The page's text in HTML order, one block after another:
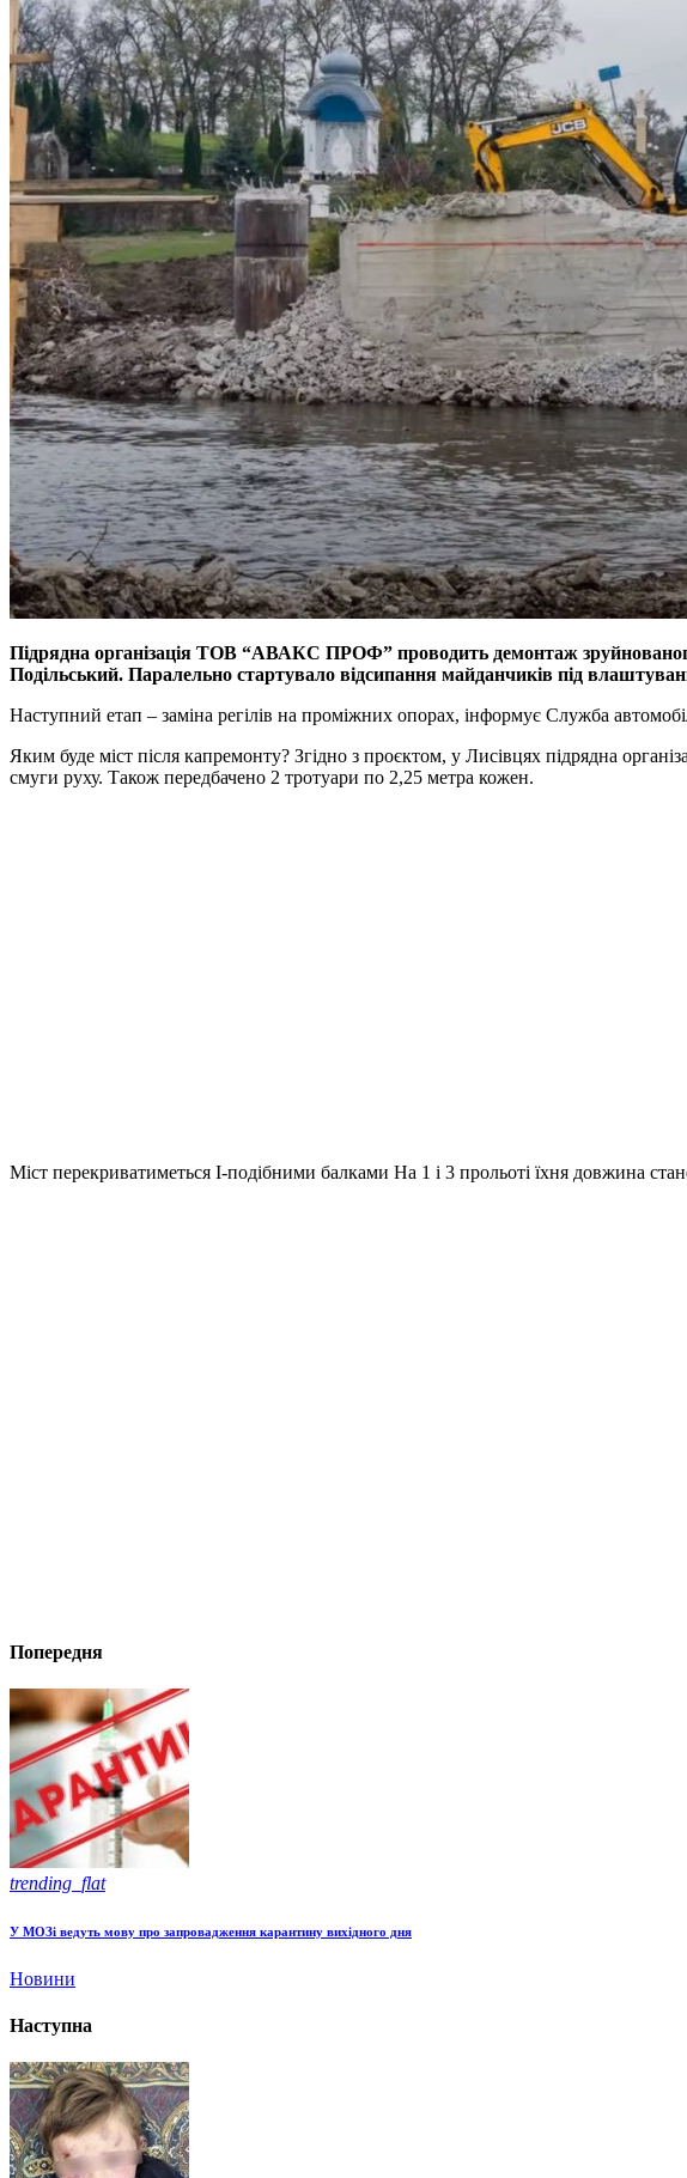
Підрядна організація ТОВ “АВАКС ПРОФ” проводить демонтаж
Подільський. Паралельно стартувало відсипання майданчиків під
Наступний етап – заміна регілів на проміжних опорах, інформує Служба
Яким буде міст після капремонту? Згідно з проєктом, у Лисівцях підрядна
смуги руху. Також передбачено 2 тротуари по 2,25 метра кожен.
Міст перекриватиметься І-подібними балками На 1 і 3 прольоті їхня довжина
Попередня
trending_flat
У МОЗі ведуть мову про запровадження карантину вихідного дня
Новини
Наступна